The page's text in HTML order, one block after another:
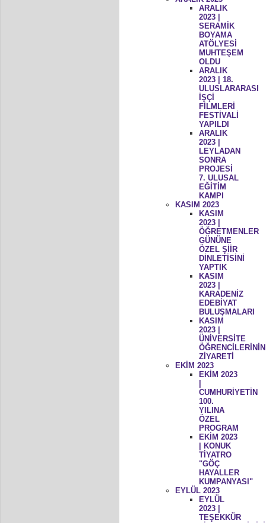
ARALIK
2023 |
SERAMİK
BOYAMA
ATÖLYESİ
MUHTEŞEM
OLDU
ARALIK
2023 | 18.
ULUSLARARASI
İŞÇİ
FİLMLERİ
FESTİVALİ
YAPILDI
ARALIK
2023 |
LEYLADAN
SONRA
PROJESİ
7. ULUSAL
EĞİTİM
KAMPI
KASIM 2023
KASIM
2023 |
ÖĞRETMENLER
GÜNÜNE
ÖZEL ŞİİR
DİNLETİSİNİ
YAPTIK
KASIM
2023 |
KARADENİZ
EDEBİYAT
BULUŞMALARI
KASIM
2023 |
ÜNİVERSİTE
ÖĞRENCİLERİNİN
ZİYARETİ
EKİM 2023
EKİM 2023
CUMHURİYETİN
100.
YILINA
ÖZEL
PROGRAM
EKİM 2023
| KONUK
TİYATRO
"GÖÇ
HAYALLER
KUMPANYASI"
EYLÜL 2023
EYLÜL
2023 |
TEŞEKKÜR